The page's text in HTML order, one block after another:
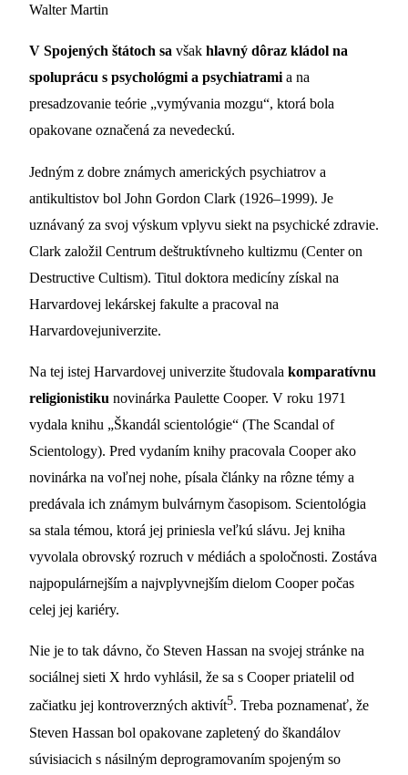
Walter Martin
V Spojených štátoch sa však hlavný dôraz kládol na
spoluprácu s psychológmi a psychiatramia na
presadzovanie teórie „vymývania mozgu“, ktorá bola
opakovane označená za nevedeckú.
Jedným z dobre známych amerických psychiatrov a
antikultistov bol John Gordon Clark (1926–1999). Je
uznávaný za svoj výskum vplyvu siekt na psychické zdravie.
Clark založil Centrum deštruktívneho kultizmu (Center on
Destructive Cultism). Titul doktora medicíny získal na
Harvardovej lekárskej fakulte a pracoval na
Harvardovejuniverzite.
Na tej istej Harvardovej univerzite študovala komparatívnu
religionistiku novinárka Paulette Cooper. V roku 1971
vydala knihu „Škandál scientológie“ (The Scandal of
Scientology). Pred vydaním knihy pracovala Cooper ako
novinárka na voľnej nohe, písala články na rôzne témy a
predávala ich známym bulvárnym časopisom. Scientológia
sa stala témou, ktorá jej priniesla veľkú slávu. Jej kniha
vyvolala obrovský rozruch v médiách a spoločnosti. Zostáva
najpopulárnejším a najvplyvnejším dielom Cooper počas
celej jej kariéry.
Nie je to tak dávno, čo Steven Hassan na svojej stránke na
sociálnej sieti X hrdo vyhlásil, že sa s Cooper priatelil od
začiatku jej kontroverzných aktivít5. Treba poznamenať, že
Steven Hassan bol opakovane zapletený do škandálov
súvisiacich s násilným deprogramovaním spojeným so